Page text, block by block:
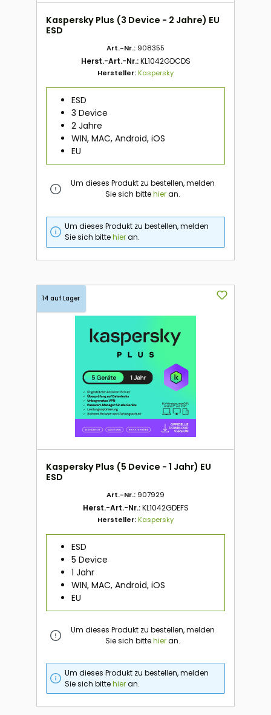
Kaspersky Plus (3 Device - 2 Jahre) EU
ESD
Art.-Nr.: 908355
Herst.-Art.-Nr.:KL1042GDCDS
Hersteller:Kaspersky
ESD
3 Device
2 Jahre
WIN, MAC, Android, iOS
EU
Um dieses Produkt zu bestellen, melden
Sie sich bittehieran.
Um dieses Produkt zu bestellen, melden
Sie sich bittehieran.
14 auf Lager
Kaspersky Plus (5 Device - 1 Jahr) EU
ESD
Art.-Nr.: 907929
Herst.-Art.-Nr.:KL1042GDEFS
Hersteller:Kaspersky
ESD
5 Device
1 Jahr
WIN, MAC, Android, iOS
EU
Um dieses Produkt zu bestellen, melden
Sie sich bittehieran.
Um dieses Produkt zu bestellen, melden
Sie sich bittehieran.